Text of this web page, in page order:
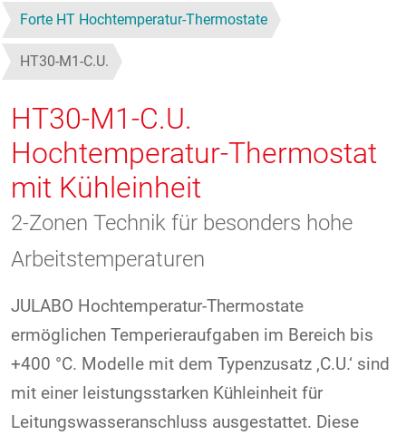
Forte HT Hochtemperatur-Thermostate
HT30-M1-C.U.
HT30-M1-C.U.
Hochtemperatur-Thermostat
mit Kühleinheit
2-Zonen Technik für besonders hohe
Arbeitstemperaturen
JULABO Hochtemperatur-Thermostate
ermöglichen Temperieraufgaben im Bereich bis
+400 °C. Modelle mit dem Typenzusatz ‚C.U.‘ sind
mit einer leistungsstarken Kühleinheit für
Leitungswasseranschluss ausgestattet. Diese